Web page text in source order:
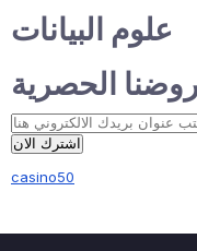
علوم البيانات
الحصرية
اشترك الان
casino50